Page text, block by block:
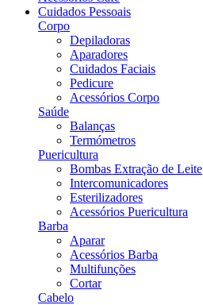
Cuidados Pessoais
Corpo
Depiladoras
Aparadores
Cuidados Faciais
Pedicure
Acessórios Corpo
Saúde
Balanças
Termómetros
Puericultura
Bombas Extração de Leite
Intercomunicadores
Esterilizadores
Acessórios Puericultura
Barba
Aparar
Acessórios Barba
Multifunções
Cortar
Cabelo